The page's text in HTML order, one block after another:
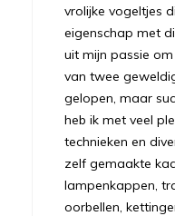
vrolijke vogeltjes
eigenschap met
uit mijn passie
van twee
gelopen, maar
heb ik met veel
technieken en
zelf gemaakte
lampenkappen,
oorbellen,